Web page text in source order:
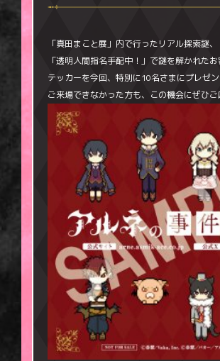
「真田まこと展」内で行ったリアル探索謎、
「透明人間指名手配中！」で謎を解かれた
テッカーを今回、特別に10名さまにプレゼン
ご来場できなかった方も、この機会にぜひご